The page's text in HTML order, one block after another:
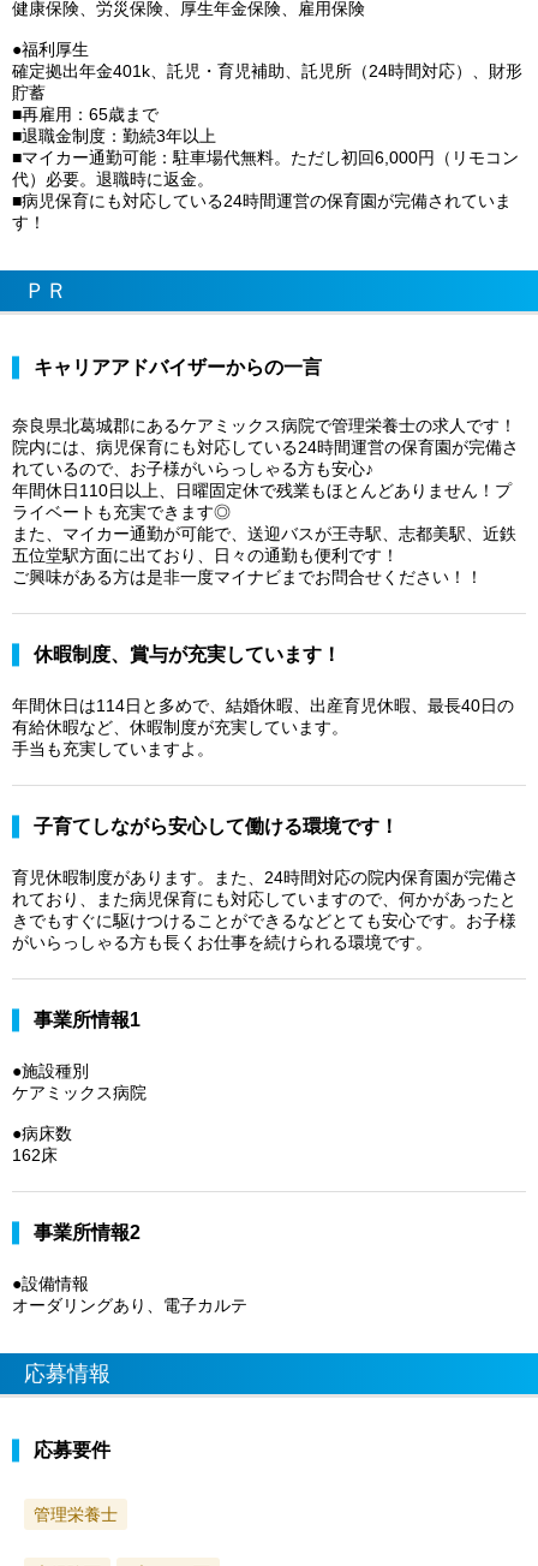
健康保険、労災保険、厚生年金保険、雇用保険
●福利厚生
確定拠出年金401k、託児・育児補助、託児所（24時間対応）、財形
貯蓄
■再雇用：65歳まで
■退職金制度：勤続3年以上
■マイカー通勤可能：駐車場代無料。ただし初回6,000円（リモコン
代）必要。退職時に返金。
■病児保育にも対応している24時間運営の保育園が完備されていま
す！
ＰＲ
キャリアアドバイザーからの一言
奈良県北葛城郡にあるケアミックス病院で管理栄養士の求人です！
院内には、病児保育にも対応している24時間運営の保育園が完備さ
れているので、お子様がいらっしゃる方も安心♪
年間休日110日以上、日曜固定休で残業もほとんどありません！プ
ライベートも充実できます◎
また、マイカー通勤が可能で、送迎バスが王寺駅、志都美駅、近鉄
五位堂駅方面に出ており、日々の通勤も便利です！
ご興味がある方は是非一度マイナビまでお問合せください！！
休暇制度、賞与が充実しています！
年間休日は114日と多めで、結婚休暇、出産育児休暇、最長40日の
有給休暇など、休暇制度が充実しています。
手当も充実していますよ。
子育てしながら安心して働ける環境です！
育児休暇制度があります。また、24時間対応の院内保育園が完備さ
れており、また病児保育にも対応していますので、何かがあったと
きでもすぐに駆けつけることができるなどとても安心です。お子様
がいらっしゃる方も長くお仕事を続けられる環境です。
事業所情報1
●施設種別
ケアミックス病院
●病床数
162床
事業所情報2
●設備情報
オーダリングあり、電子カルテ
応募情報
応募要件
管理栄養士